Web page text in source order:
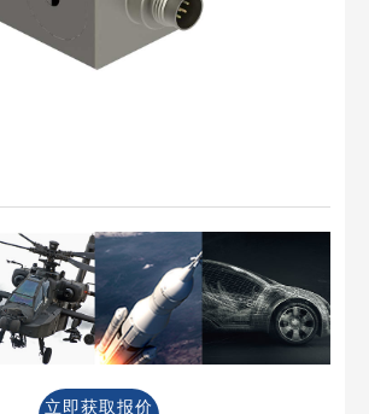
立即获取报价